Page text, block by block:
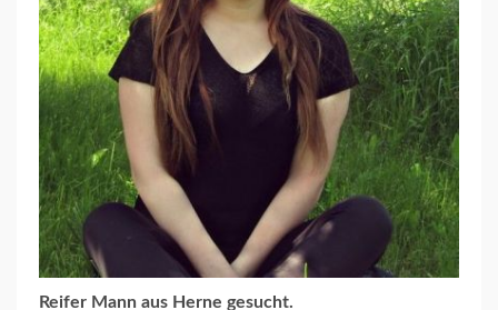
Reifer Mann aus Herne gesucht.